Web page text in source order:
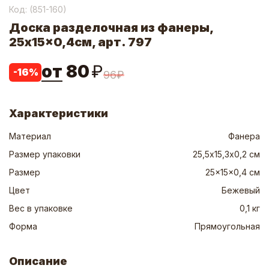
Код: (851-160)
Доска разделочная из фанеры,
25x15x0,4см, арт. 797
-16% от 80₽96₽
Характеристики
Материал
Фанера
Размер упаковки
25,5х15,3х0,2 см
Размер
25x15x0,4 см
Цвет
Бежевый
Вес в упаковке
0,1 кг
Форма
Прямоугольная
Описание